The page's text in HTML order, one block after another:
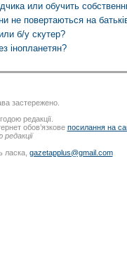
или обучить
не повертаються на
б/у скутер?
інопланетян?
застережено.
редакції.
обов’язкове посилання на
ласка, gazetapplus@gmail.com